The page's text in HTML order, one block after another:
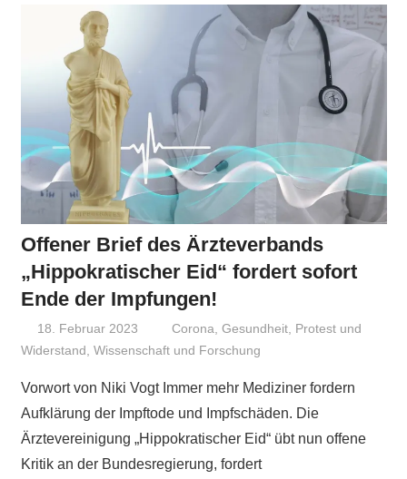
Offener Brief des Ärzteverbands
„Hippokratischer Eid“ fordert sofort
Ende der Impfungen!
18. Februar 2023 Niki Vogt
Corona,Gesundheit, Protest und
Widerstand, Wissenschaft und Forschung
Vorwort von Niki Vogt Immer mehr Mediziner fordern
Aufklärung der Impftode und Impfschäden. Die
Ärztevereinigung „Hippokratischer Eid“ übt nun offene
Kritik an der Bundesregierung, fordert